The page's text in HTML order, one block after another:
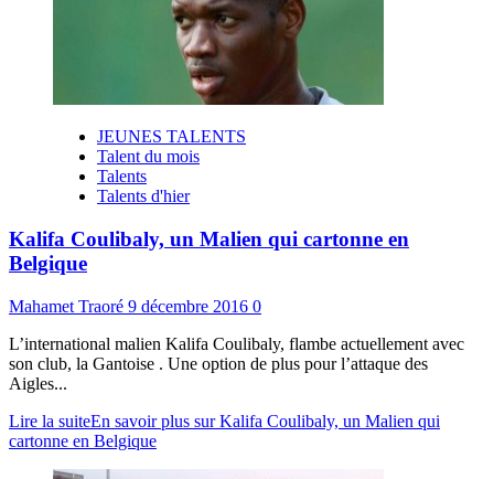
JEUNES TALENTS
Talent du mois
Talents
Talents d'hier
Kalifa Coulibaly, un Malien qui cartonne en
Belgique
Mahamet Traoré 9 décembre 2016 0
L’international malien Kalifa Coulibaly, flambe actuellement avec
son club, la Gantoise . Une option de plus pour l’attaque des
Aigles...
Lire la suiteEn savoir plus sur Kalifa Coulibaly, un Malien qui
cartonne en Belgique